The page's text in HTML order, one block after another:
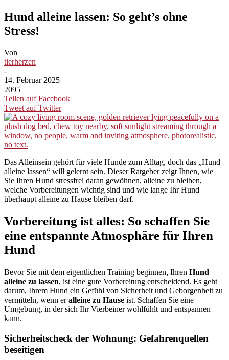
Hund alleine lassen: So geht’s ohne
Stress!
Von
tierherzen
-
14. Februar 2025
2095
Teilen auf Facebook
Tweet auf Twitter
Das Alleinsein gehört für viele Hunde zum Alltag, doch das „Hund
alleine lassen“ will gelernt sein. Dieser Ratgeber zeigt Ihnen, wie
Sie Ihren Hund stressfrei daran gewöhnen, alleine zu bleiben,
welche Vorbereitungen wichtig sind und wie lange Ihr Hund
überhaupt alleine zu Hause bleiben darf.
Vorbereitung ist alles: So schaffen Sie
eine entspannte Atmosphäre für Ihren
Hund
Bevor Sie mit dem eigentlichen Training beginnen, Ihren Hund
alleine zu lassen, ist eine gute Vorbereitung entscheidend. Es geht
darum, Ihrem Hund ein Gefühl von Sicherheit und Geborgenheit zu
vermitteln, wenn eralleine zu Hause ist. Schaffen Sie eine
Umgebung, in der sich Ihr Vierbeiner wohlfühlt und entspannen
kann.
Sicherheitscheck der Wohnung: Gefahrenquellen
beseitigen